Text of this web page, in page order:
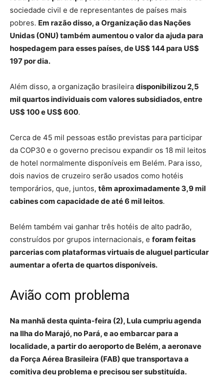
sociedade civil e de representantes de países mais
pobres. Em razão disso, a Organização das Nações
Unidas (ONU) também aumentou o valor da ajuda para
hospedagem para esses países, de US$ 144 para US$
197 por dia.
Além disso, a organização brasileira disponibilizou 2,5
mil quartos individuais com valores subsidiados, entre
US$ 100 e US$ 600.
Cerca de 45 mil pessoas estão previstas para participar
da COP30 e o governo precisou expandir os 18 mil leitos
de hotel normalmente disponíveis em Belém. Para isso,
dois navios de cruzeiro serão usados como hotéis
temporários, que, juntos, têm aproximadamente 3,9 mil
cabines com capacidade de até 6 mil leitos.
Belém também vai ganhar três hotéis de alto padrão,
construídos por grupos internacionais, e foram feitas
parcerias com plataformas virtuais de aluguel particular
aumentar a oferta de quartos disponíveis.
Avião com problema
Na manhã desta quinta-feira (2), Lula cumpriu agenda
na Ilha do Marajó, no Pará, e ao embarcar para a
localidade, a partir do aeroporto de Belém, a aeronave
da Força Aérea Brasileira (FAB) que transportava a
comitiva deu problema e precisou ser substituída.